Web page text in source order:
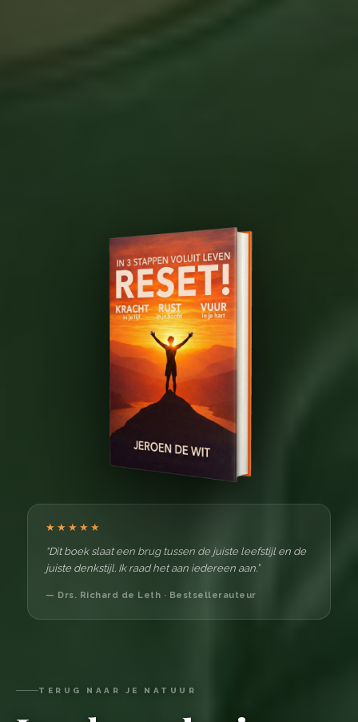
TERUG NAAR JE NATUUR
★★★★★
“Dit boek slaat een brug tussen de juiste leefstijl en de
juiste denkstijl. Ik raad het aan iedereen aan.”
— Drs. Richard de Leth · Bestsellerauteur